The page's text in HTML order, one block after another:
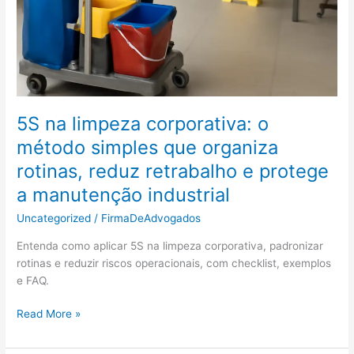
5S na limpeza corporativa: o
método simples que organiza
rotinas, reduz retrabalho e protege
a manutenção industrial
Uncategorized / FirmaDeAdvogados
Entenda como aplicar 5S na limpeza corporativa, padronizar
rotinas e reduzir riscos operacionais, com checklist, exemplos
e FAQ.
5S
limpeza
Read More »